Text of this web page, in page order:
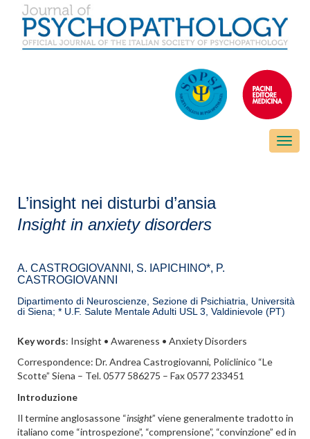
Toggle
L’insight nei disturbi d’ansia
Insight in anxiety disorders
A. CASTROGIOVANNI, S. IAPICHINO*, P.
CASTROGIOVANNI
Dipartimento di Neuroscienze, Sezione di Psichiatria, Università
di Siena; * U.F. Salute Mentale Adulti USL 3, Valdinievole (PT)
Key words: Insight • Awareness • Anxiety Disorders
Correspondence: Dr. Andrea Castrogiovanni, Policlinico “Le
Scotte” Siena – Tel. 0577 586275 – Fax 0577 233451
Introduzione
Il termine anglosassone “insight” viene generalmente tradotto in
italiano come “introspezione”, “comprensione”, “convinzione” ed in